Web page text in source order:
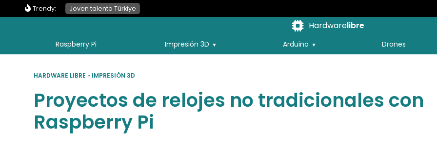
Hardwarelibre
Raspberry Pi Impresión 3D Arduino Drones
Trendy: Joven talento Türkiye
HARDWARE LIBRE » IMPRESIÓN 3D
Proyectos de relojes no tradicionales con
Raspberry Pi